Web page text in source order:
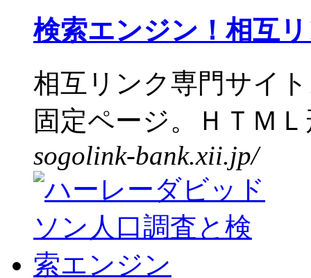
検索エンジン！相互
相互リンク専門サイ
固定ページ。ＨＴＭ
sogolink-bank.xii.jp/